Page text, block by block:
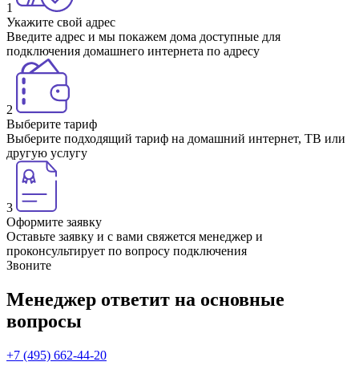
1
Укажите свой адрес
Введите адрес и мы покажем дома доступные для
подключения домашнего интернета по адресу
2
Выберите тариф
Выберите подходящий тариф на домашний интернет, ТВ или
другую услугу
3
Оформите заявку
Оставьте заявку и с вами свяжется менеджер и
проконсультирует по вопросу подключения
Звоните
Менеджер ответит на основные
вопросы
+7 (495) 662-44-20